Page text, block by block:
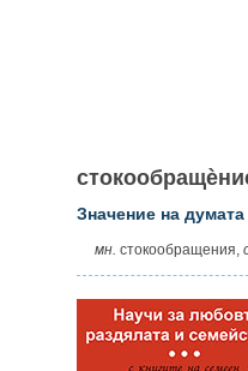
Значение на думата
мн. стокообращения,